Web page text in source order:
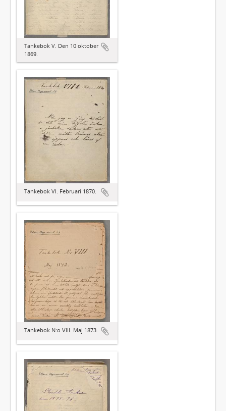
Tankebok V. Den 10 oktober
1869.
Tankebok VI. Februari 1870.
Tankebok N:o VIII. Maj 1873.